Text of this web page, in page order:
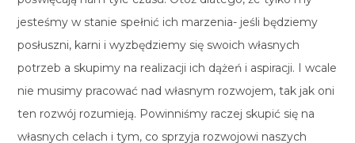
jesteśmy w stanie spełnić ich marzenia- jeśli będziemy
posłuszni, karni i wyzbędziemy się swoich własnych
potrzeb a skupimy na realizacji ich dążeń i aspiracji. I wcale
nie musimy pracować nad własnym rozwojem, tak jak oni
ten rozwój rozumieją. Powinniśmy raczej skupić się na
własnych celach i tym, co sprzyja rozwojowi naszych